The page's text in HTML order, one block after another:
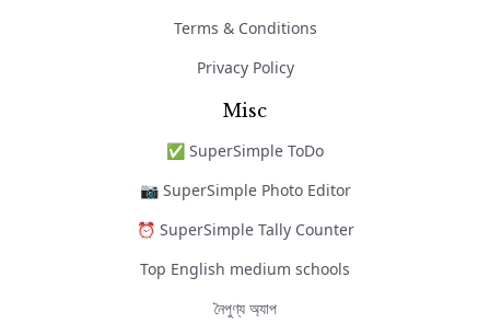
Terms & Conditions
Privacy Policy
Misc
✅ SuperSimple ToDo
📷 SuperSimple Photo Editor
⏰ SuperSimple Tally Counter
Top English medium schools
নৈপুণ্য অ্যাপ